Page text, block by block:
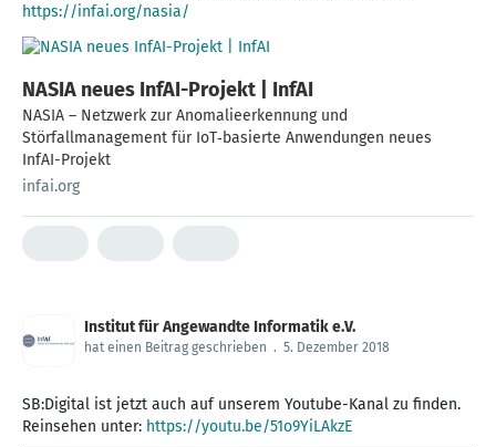
https://infai.org/nasia/
NASIA neues InfAI-Projekt | InfAI
NASIA – Netzwerk zur Anomalieerkennung und
Störfallmanagement für IoT‐basierte Anwendungen neues
InfAI-Projekt
infai.org
Institut für Angewandte Informatik e.V.
hat einen Beitrag geschrieben . 5. Dezember 2018
SB:Digital ist jetzt auch auf unserem Youtube-Kanal zu finden.
Reinsehen unter: https://youtu.be/51o9YiLAkzE